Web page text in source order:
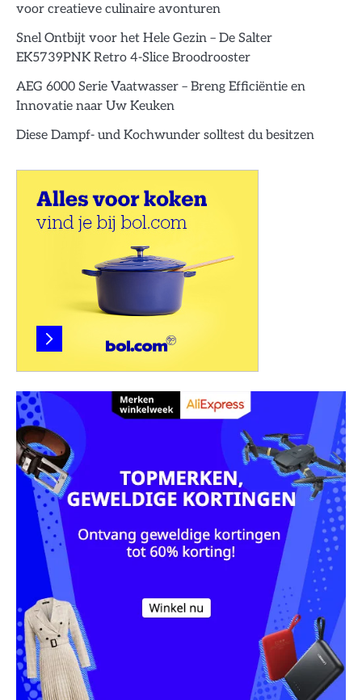
voor creatieve culinaire avonturen
Snel Ontbijt voor het Hele Gezin – De Salter
EK5739PNK Retro 4-Slice Broodrooster
AEG 6000 Serie Vaatwasser – Breng Efficiëntie en
Innovatie naar Uw Keuken
Diese Dampf- und Kochwunder solltest du besitzen